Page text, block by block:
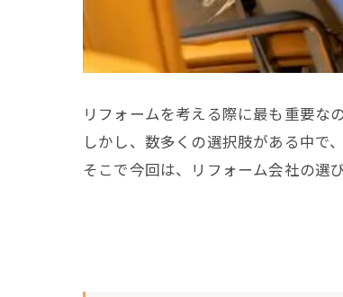
リフォームを考える際に最も重要な
しかし、数多くの選択肢がある中で
そこで今回は、リフォーム会社の選